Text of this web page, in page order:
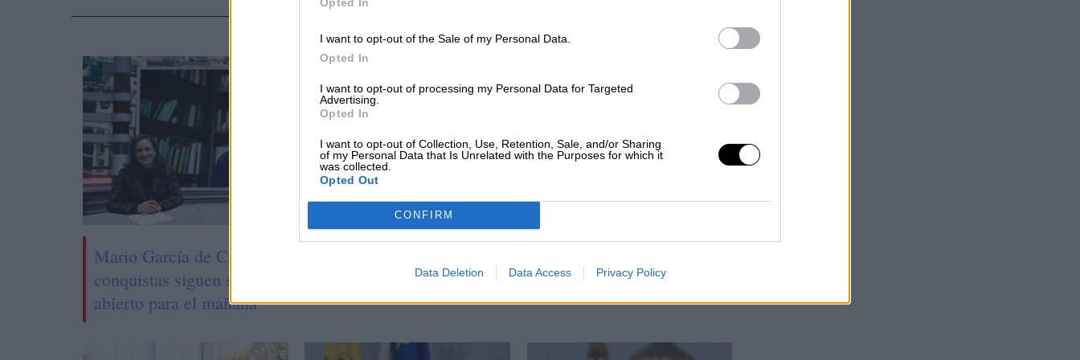
I want to opt-out of the Sale of my Personal Data.
Opted In
I want to opt-out of processing my Personal Data for Targeted
Advertising.
Opted In
I want to opt-out of Collection, Use, Retention, Sale, and/or Sharing
of my Personal Data that Is Unrelated with the Purposes for which it
was collected.
Opted Out
CONFIRM
Data Deletion Data Access Privacy Policy
NOTICIAS RELACIONADAS
Mario García de Castro: "Todas estas
conquistas siguen siendo un camino
abierto para el mañana"
el sentido de sus palabras